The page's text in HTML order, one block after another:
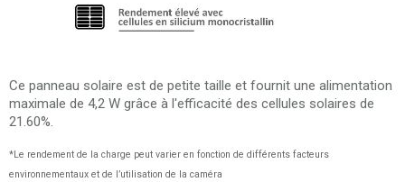
Ce panneau solaire est de petite taille et fournit une alimentation
maximale de 4,2 W grâce à l'efficacité des cellules solaires de
21.60%.
*Le rendement de la charge peut varier en fonction de différents facteurs
environnementaux et de l’utilisation de la caméra